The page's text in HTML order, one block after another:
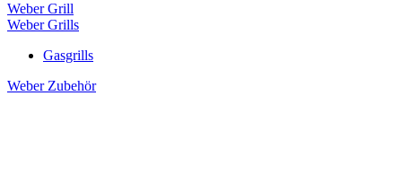
Weber Grill
Weber Grills
Gasgrills
Weber Zubehör